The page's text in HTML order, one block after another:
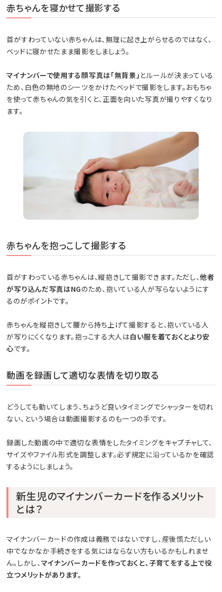
赤ちゃんを寝かせて撮影する
首がすわっていない赤ちゃんは、無理に起き上がらせるのではなく、
ベッドに寝かせたまま撮影をしましょう。
マイナンバーで使用する顔写真は「無背景」 とルールが決まっている
ため、白色の無地のシーツをかけたベッドで撮影をします。おもちゃ
を使って赤ちゃんの気を引くと、正面を向いた写真が撮りやすくなり
ます。
赤ちゃんを抱っこして撮影する
首がすわっている赤ちゃんは、縦抱きして撮影できます。ただし、他者
が写り込んだ写真はNGのため、抱いている人が写らないようにす
るのがポイントです。
赤ちゃんを縦抱きして腰から持ち上げて撮影すると、抱いている人
が写りにくくなります。抱っこする大人は白い服を着ておくとより安
心です。
動画を録画して適切な表情を切り取る
どうしても動いてしまう、ちょうど良いタイミングでシャッターを切れ
ない、という場合は動画撮影するのも一つの手です。
録画した動画の中で適切な表情をしたタイミングをキャプチャして、
サイズやファイル形式を調整します。必ず規定に沿っているかを確認
するようにしましょう。
新生児のマイナンバーカードを作るメリット
とは？
マイナンバーカードの作成は義務ではないですし、産後慌ただしい
中でなかなか手続きをする気にはならない方もいるかもしれませ
ん。しかし、 マイナンバーカードを作っておくと、子育てをする上で役
立つメリットがあります。